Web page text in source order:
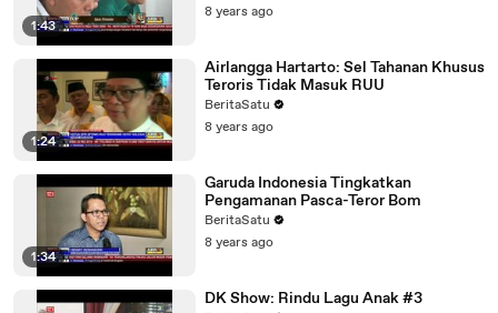
1:43
8 years ago
1:24
Airlangga Hartarto: Sel Tahanan Khusus
Teroris Tidak Masuk RUU
BeritaSatu
8 years ago
1:34
Garuda Indonesia Tingkatkan
Pengamanan Pasca-Teror Bom
BeritaSatu
8 years ago
DK Show: Rindu Lagu Anak #3